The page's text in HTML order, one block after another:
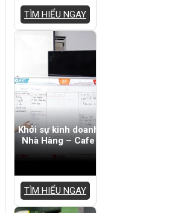
TÌM HIỂU NGAY
Khởi sự kinh doanh
Nhà Hàng – Cafe
TÌM HIỂU NGAY